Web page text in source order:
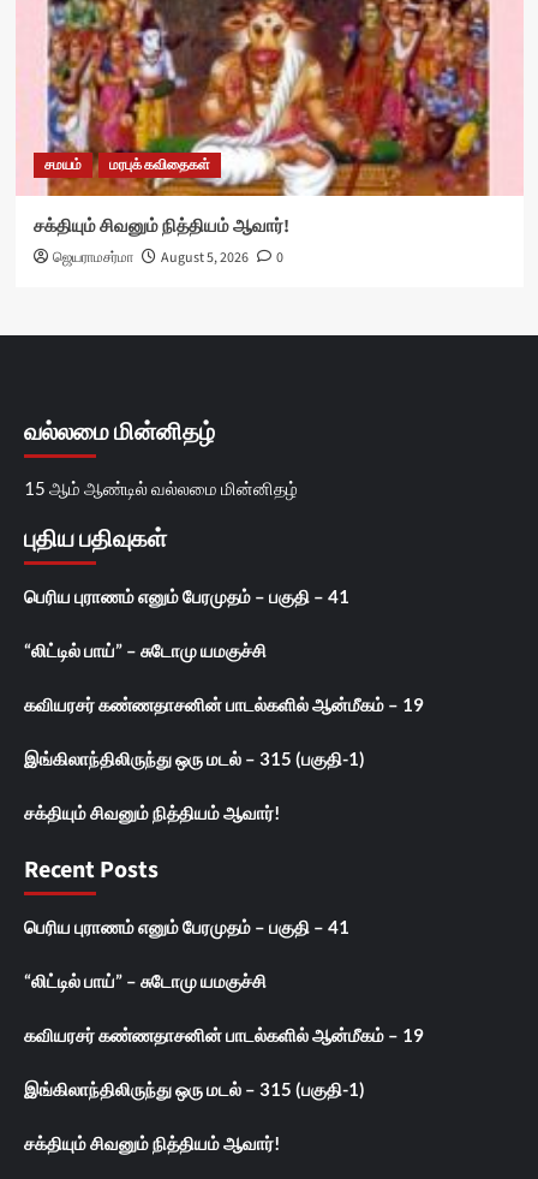
சமயம் மரபுக் கவிதைகள்
சக்தியும் சிவனும் நித்தியம் ஆவார்!
ஜெயராமசர்மா August 5, 2026 0
வல்லமை மின்னிதழ்
15 ஆம் ஆண்டில் வல்லமை மின்னிதழ்
புதிய பதிவுகள்
பெரிய புராணம் எனும் பேரமுதம் – பகுதி – 41
“லிட்டில் பாய்” – சுடோமு யமகுச்சி
கவியரசர் கண்ணதாசனின் பாடல்களில் ஆன்மீகம் – 19
இங்கிலாந்திலிருந்து ஒரு மடல் – 315 (பகுதி-1)
சக்தியும் சிவனும் நித்தியம் ஆவார்!
Recent Posts
பெரிய புராணம் எனும் பேரமுதம் – பகுதி – 41
“லிட்டில் பாய்” – சுடோமு யமகுச்சி
கவியரசர் கண்ணதாசனின் பாடல்களில் ஆன்மீகம் – 19
இங்கிலாந்திலிருந்து ஒரு மடல் – 315 (பகுதி-1)
சக்தியும் சிவனும் நித்தியம் ஆவார்!